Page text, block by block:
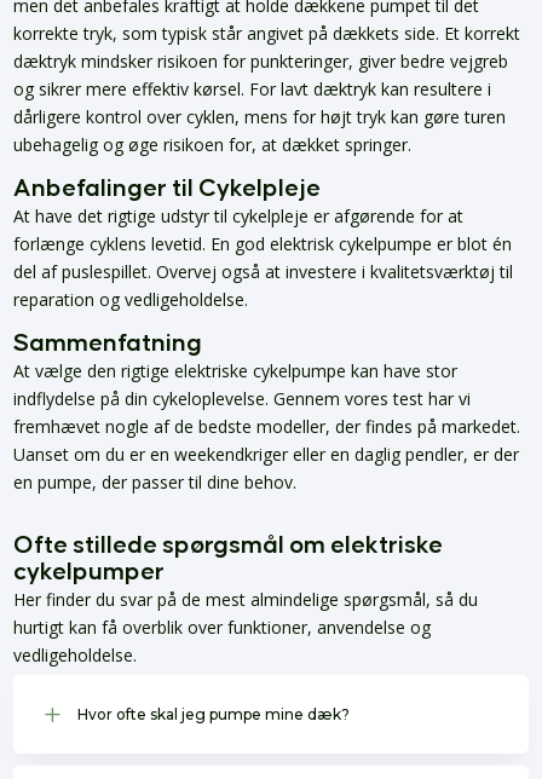
men det anbefales kraftigt at holde dækkene pumpet til det
korrekte tryk, som typisk står angivet på dækkets side. Et korrekt
dæktryk mindsker risikoen for punkteringer, giver bedre vejgreb
og sikrer mere effektiv kørsel. For lavt dæktryk kan resultere i
dårligere kontrol over cyklen, mens for højt tryk kan gøre turen
ubehagelig og øge risikoen for, at dækket springer.
Anbefalinger til Cykelpleje
At have det rigtige udstyr til cykelpleje er afgørende for at
forlænge cyklens levetid. En god elektrisk cykelpumpe er blot én
del af puslespillet. Overvej også at investere i kvalitetsværktøj til
reparation og vedligeholdelse.
Sammenfatning
At vælge den rigtige elektriske cykelpumpe kan have stor
indflydelse på din cykeloplevelse. Gennem vores test har vi
fremhævet nogle af de bedste modeller, der findes på markedet.
Uanset om du er en weekendkriger eller en daglig pendler, er der
en pumpe, der passer til dine behov.
Ofte stillede spørgsmål om elektriske
cykelpumper
Her finder du svar på de mest almindelige spørgsmål, så du
hurtigt kan få overblik over funktioner, anvendelse og
vedligeholdelse.
L Hvor ofte skal jeg pumpe mine dæk?